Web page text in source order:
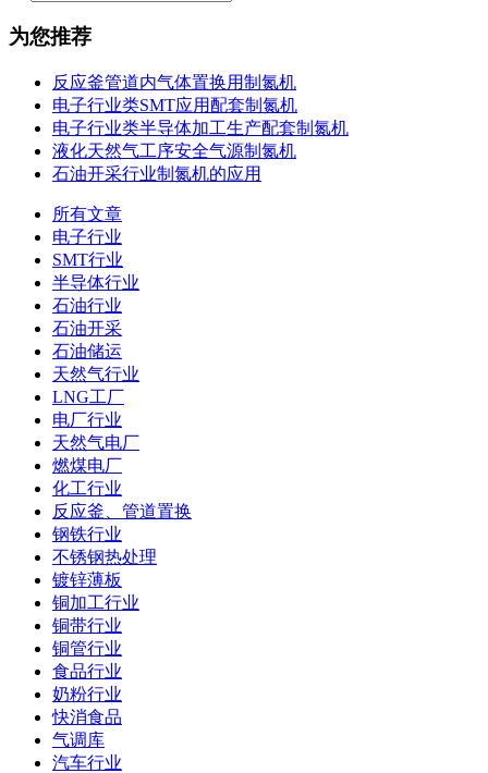
为您推荐
反应釜管道内气体置换用制氮机
电子行业类SMT应用配套制氮机
电子行业类半导体加工生产配套制氮机
液化天然气工序安全气源制氮机
石油开采行业制氮机的应用
所有文章
电子行业
SMT行业
半导体行业
石油行业
石油开采
石油储运
天然气行业
LNG工厂
电厂行业
天然气电厂
燃煤电厂
化工行业
反应釜、管道置换
钢铁行业
不锈钢热处理
镀锌薄板
铜加工行业
铜带行业
铜管行业
食品行业
奶粉行业
快消食品
气调库
汽车行业